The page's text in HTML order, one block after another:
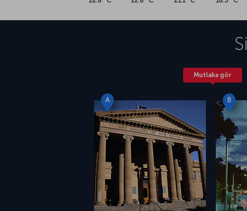
Mutlaka gör
A B